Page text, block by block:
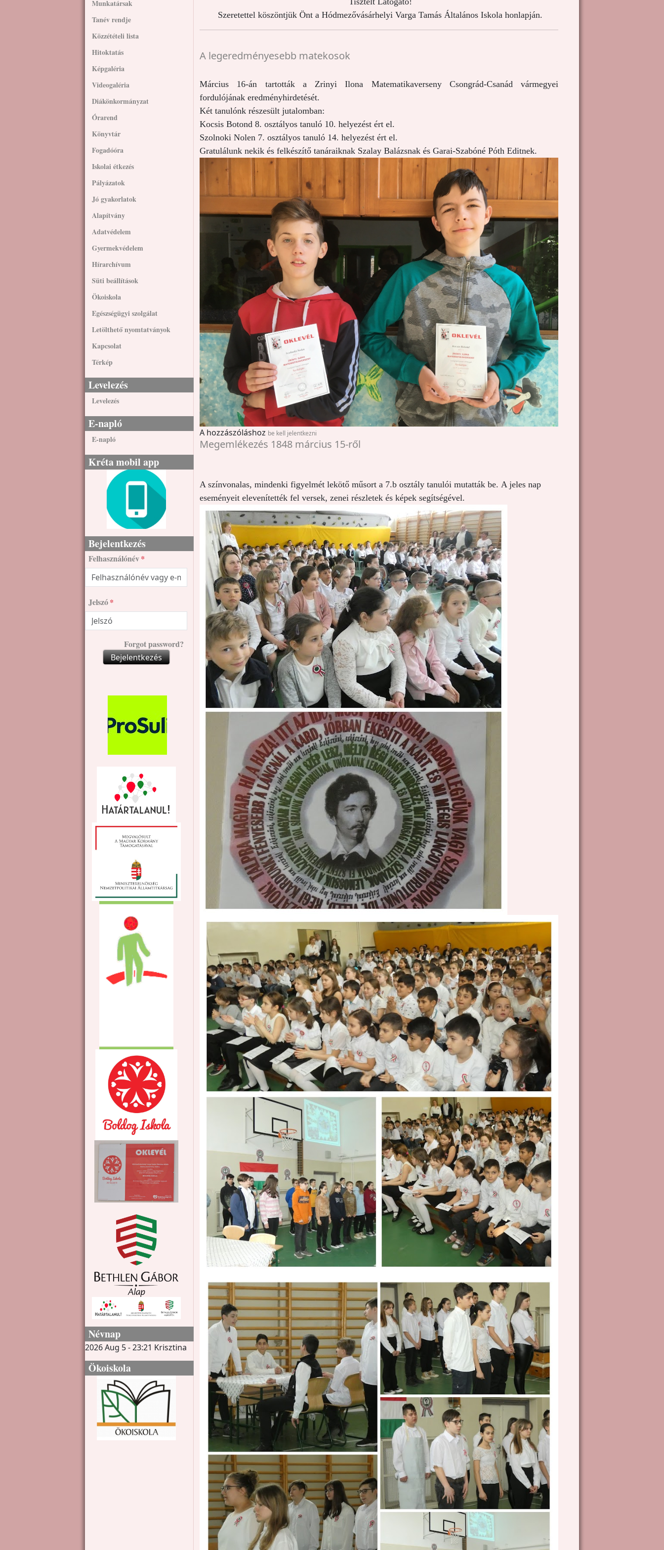
Munkatársak
Tanév rendje
Közzétételi lista
Hitoktatás
Képgaléria
Videogaléria
Diákönkormányzat
Órarend
Könyvtár
Fogadóóra
Iskolai étkezés
Pályázatok
Jó gyakorlatok
Alapítvány
Adatvédelem
Gyermekvédelem
Hírarchívum
Süti beállítások
Ökoiskola
Egészségügyi szolgálat
Letölthető nyomtatványok
Kapcsolat
Térkép
Levelezés
Levelezés
E-napló
E-napló
Kréta mobil app
Bejelentkezés
Felhasználónév
Jelszó
Forgot password?
Bejelentkezés
Névnap
2026 Aug 5 - 23:21 Krisztina
Ökoiskola
Szeretettel köszöntjük Önt a Hódmezővásárhelyi Varga Tamás Általános Iskola honlapján.
A legeredményesebb matekosok
Március 16-án tartották a Zrinyi Ilona Matematikaverseny Csongrád-Csanád vármegyei
fordulójának eredményhirdetését.
Két tanulónk részesült jutalomban:
Kocsis Botond 8. osztályos tanuló 10. helyezést ért el.
Szolnoki Nolen 7. osztályos tanuló 14. helyezést ért el.
Gratulálunk nekik és felkészítő tanáraiknak Szalay Balázsnak és Garai-Szabóné Póth Editnek.
A hozzászóláshoz be kell jelentkezni
Megemlékezés 1848 március 15-ről
A színvonalas, mindenki figyelmét lekötő műsort a 7.b osztály tanulói mutatták be. A jeles nap
eseményeit elevenítették fel versek, zenei részletek és képek segítségével.